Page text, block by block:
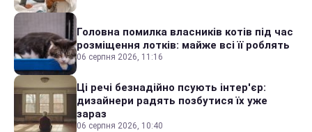
Головна помилка власників котів під час
розміщення лотків: майже всі її роблять
06 серпня 2026, 11:16
Ці речі безнадійно псують інтер'єр:
дизайнери радять позбутися їх уже
зараз
06 серпня 2026, 10:40